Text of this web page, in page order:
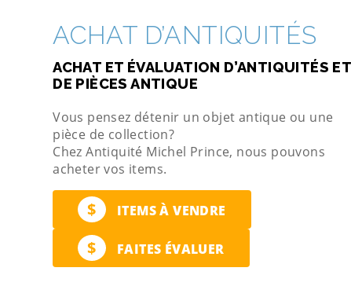
ACHAT D’ANTIQUITÉS
ACHAT ET ÉVALUATION D’ANTIQUITÉS ET
DE PIÈCES ANTIQUE
Vous pensez détenir un objet antique ou une
pièce de collection?
Chez Antiquité Michel Prince, nous pouvons
acheter vos items.
$ ITEMS À VENDRE
$ FAITES ÉVALUER